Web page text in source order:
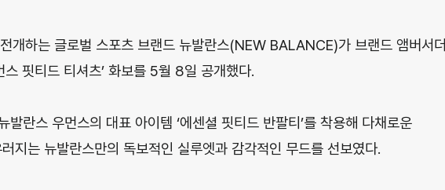
개하는 글로벌 스포츠 브랜드 뉴발란스(NEW BALANCE)가 브랜드 앰버서더
핏티드 티셔츠’ 화보를 5월 8일 공개했다.
발란스 우먼스의 대표 아이템 ‘에센셜 핏티드 반팔티’를 착용해 다채로운
지는 뉴발란스만의 독보적인 실루엣과 감각적인 무드를 선보였다.